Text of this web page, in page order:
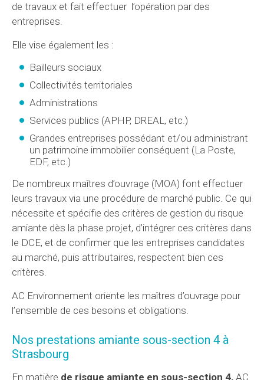
de travaux et fait effectuer l’opération par des
entreprises.
Elle vise également les :
Bailleurs sociaux
Collectivités territoriales
Administrations
Services publics (APHP, DREAL, etc.)
Grandes entreprises possédant et/ou administrant
un patrimoine immobilier conséquent (La Poste,
EDF, etc.)
De nombreux maîtres d’ouvrage (MOA) font effectuer
leurs travaux via une procédure de marché public. Ce qui
nécessite et spécifie des critères de gestion du risque
amiante dès la phase projet, d’intégrer ces critères dans
le DCE, et de confirmer que les entreprises candidates
au marché, puis attributaires, respectent bien ces
critères.
AC Environnement oriente les maîtres d’ouvrage pour
l’ensemble de ces besoins et obligations.
Nos prestations amiante sous-section 4 à
Strasbourg
En matière de risque amiante en sous-section 4, AC